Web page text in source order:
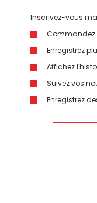
Inscrivez-vous
Commandez
Enregistrez
Affichez
Suivez vos
Enregistrez